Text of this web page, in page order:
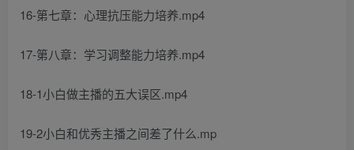
16-第七章：心理抗压能力培养.mp4
17-第八章：学习调整能力培养.mp4
18-1小白做主播的五大误区.mp4
19-2小白和优秀主播之间差了什么.mp